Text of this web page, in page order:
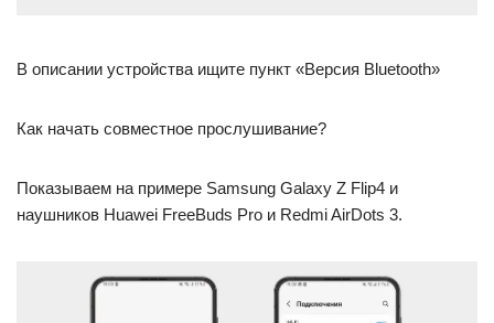
В описании устройства ищите пункт «Версия Bluetooth»
Как начать совместное прослушивание?
Показываем на примере Samsung Galaxy Z Flip4 и
наушников Huawei FreeBuds Pro и Redmi AirDots 3.